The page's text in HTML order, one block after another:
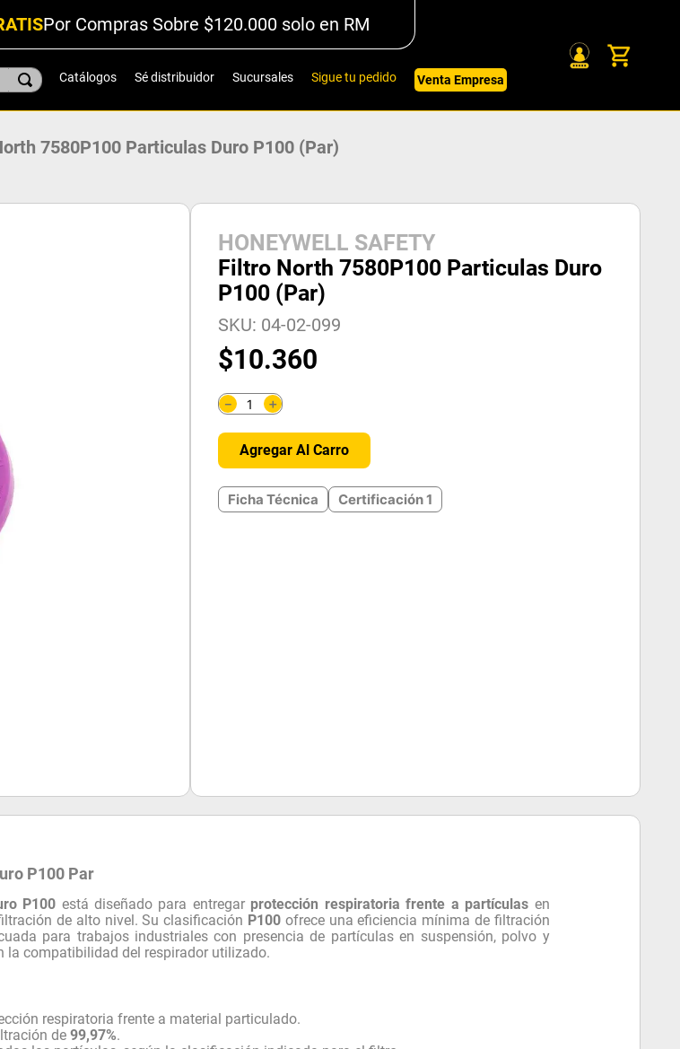
Por Compras Sobre $120.000 solo en RM
Catálogos Sé distribuidor Sucursales Sigue tu pedido Venta Empresa
7580P100 Particulas Duro P100 (Par)
HONEYWELL SAFETY
Filtro North 7580P100 Particulas Duro
P100 (Par)
SKU: 04-02-099
$10.360
＋
－
Agregar Al Carro
Ficha Técnica Certificación 1
P100 Par
P100 está diseñado para entregar protección respiratoria frente a partículas en
de alto nivel. Su clasificación P100ofrece una eficiencia mínima de filtración
para trabajos industriales con presencia de partículas en suspensión, polvo y
compatibilidad del respirador utilizado.
respiratoria frente a material particulado.
de99,97%.